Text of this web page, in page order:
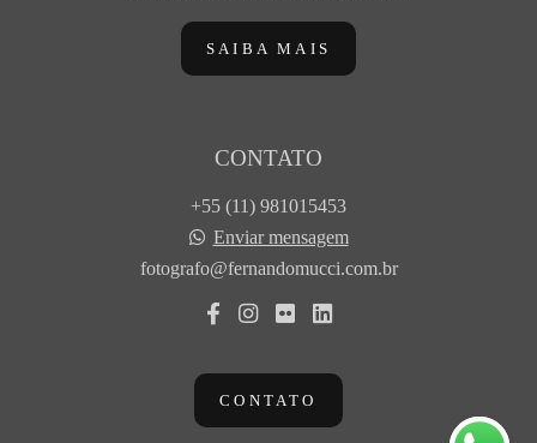
SAIBA MAIS
CONTATO
+55 (11) 981015453
Enviar mensagem
fotografo@fernandomucci.com.br
CONTATO